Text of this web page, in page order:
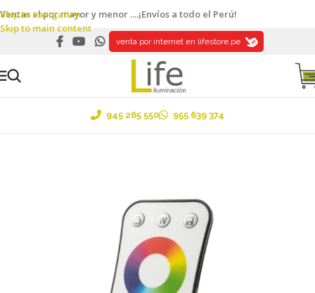
Skip to navigation
Skip to main content
Ventas al por mayor y menor ....¡Envíos a todo el Perú!
venta por internet en lifestore.pe
945 265 550 955 639 374